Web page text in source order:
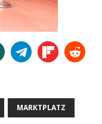
MARKTPLATZ